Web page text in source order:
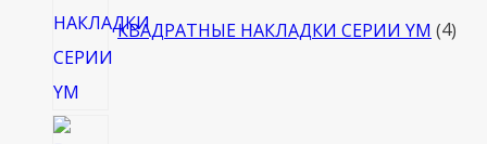
КВАДРАТНЫЕ НАКЛАДКИ СЕРИИ YM 4